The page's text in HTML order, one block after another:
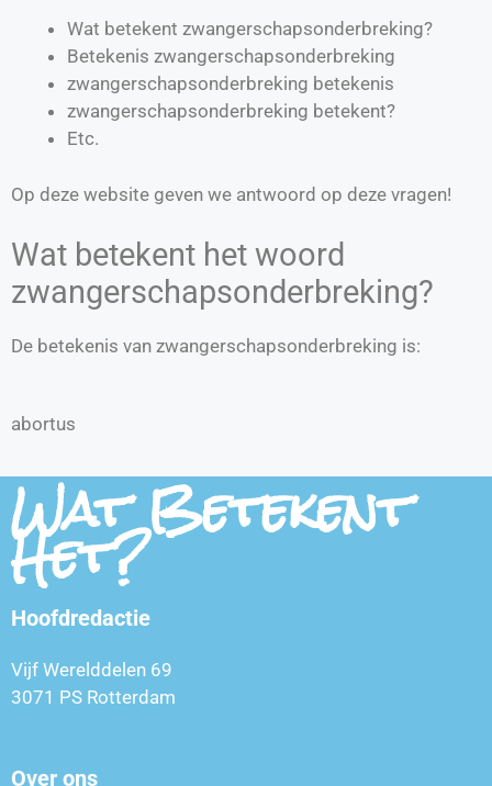
Wat betekent zwangerschapsonderbreking?
Betekenis zwangerschapsonderbreking
zwangerschapsonderbreking betekenis
zwangerschapsonderbreking betekent?
Etc.
Op deze website geven we antwoord op deze vragen!
Wat betekent het woord
zwangerschapsonderbreking?
De betekenis van zwangerschapsonderbreking is:
abortus
Wat Betekent
Het?
Hoofdredactie
Vijf Werelddelen 69
3071 PS Rotterdam
Over ons